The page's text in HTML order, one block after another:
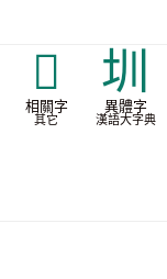
𰢸
相關字
其它
圳
異體字
漢語大字典